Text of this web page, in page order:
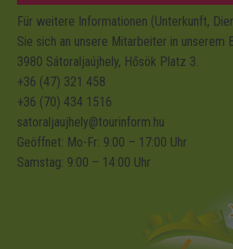
Für weitere Informationen (Unterkunft,
Sie sich an unsere Mitarbeiter in unserem
3980 Sátoraljaújhely, Hősök Platz 3.
+36 (47) 321 458
+36 (70) 434 1516
satoraljaujhely@tourinform.hu
Geöffnet: Mo-Fr: 9:00 – 17:00 Uhr
Samstag: 9:00 – 14:00 Uhr